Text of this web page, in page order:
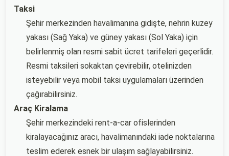
Taksi
Şehir merkezinden havalimanına gidişte, nehrin kuzey
yakası (Sağ Yaka) ve güney yakası (Sol Yaka) için
belirlenmiş olan resmi sabit ücret tarifeleri geçerlidir.
Resmi taksileri sokaktan çevirebilir, otelinizden
isteyebilir veya mobil taksi uygulamaları üzerinden
çağırabilirsiniz.
Araç Kiralama
Şehir merkezindeki rent-a-car ofislerinden
kiralayacağınız aracı, havalimanındaki iade noktalarına
teslim ederek esnek bir ulaşım sağlayabilirsiniz.